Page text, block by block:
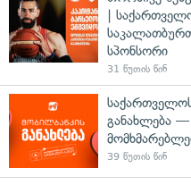
|
სპონსორი
31 წუთის წინ
განახლება
39 წუთის წინ